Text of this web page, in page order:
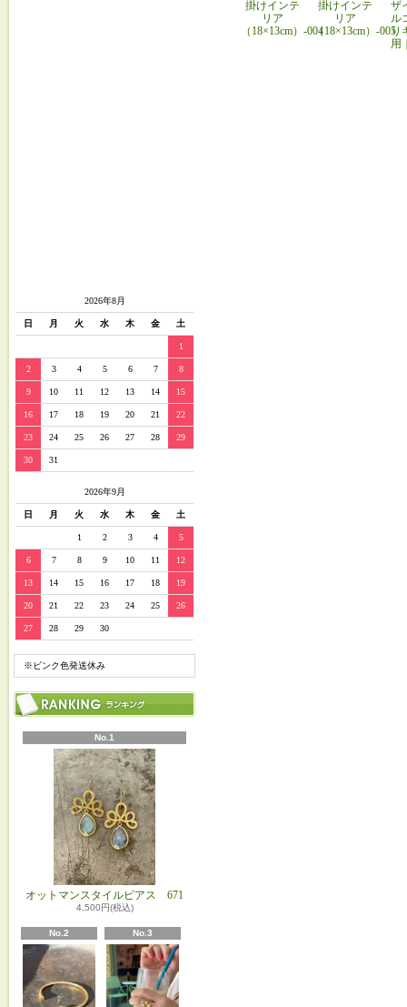
2026年8月
日 月 火 水 木 金 土
1
2 3 4 5 6 7 8
9 10 11 12 13 14 15
16 17 18 19 20 21 22
23 24 25 26 27 28 29
30 31
2026年9月
日 月 火 水 木 金 土
1 2 3 4 5
6 7 8 9 10 11 12
13 14 15 16 17 18 19
20 21 22 23 24 25 26
27 28 29 30
※ピンク色発送休み
No.1
オットマンスタイルピアス 671
4,500円(税込)
No.2 No.3
掛けインテ
リア
（18×13cm）-004
掛けインテ
リア
（18×13cm）-005
ザ
ル
り
用